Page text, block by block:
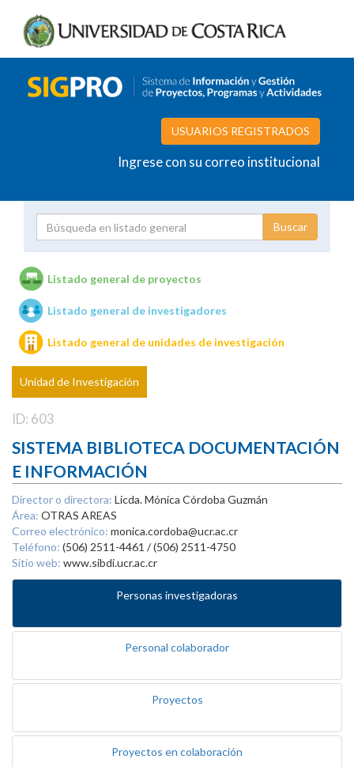
USUARIOS REGISTRADOS
Ingrese con su correo institucional
Unidades de investigación
Listado general de proyectos
Listado general de investigadores
Listado general de unidades de investigación
Unidad de Investigación
ID: 603
SISTEMA BIBLIOTECA DOCUMENTACIÓN
E INFORMACIÓN
Director o directora: Licda. Mónica Córdoba Guzmán
Área: OTRAS AREAS
Correo electrónico: monica.cordoba@ucr.ac.cr
Teléfono: (506) 2511-4461 / (506) 2511-4750
Sitio web: www.sibdi.ucr.ac.cr
Personas investigadoras
Personal colaborador
Proyectos
Proyectos en colaboración